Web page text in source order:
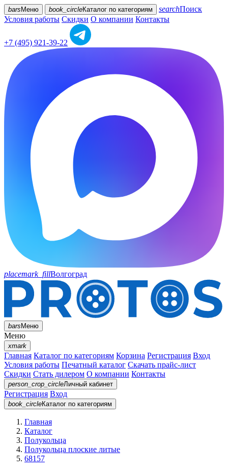
bars Меню book_circleКаталог по категориям searchПоиск
Условия работы Скидки О компании Контакты
+7 (495) 921-39-22
placemark_fillВолгоград
barsМеню
Меню
xmark
Главная Каталог по категориям Корзина Регистрация Вход
Условия работы Печатный каталог Скачать прайс-лист
Скидки Стать дилером О компании Контакты
person_crop_circleЛичный кабинет
Регистрация Вход
book_circleКаталог по категориям
Главная
Каталог
Полукольца
Полукольца плоские литые
68157